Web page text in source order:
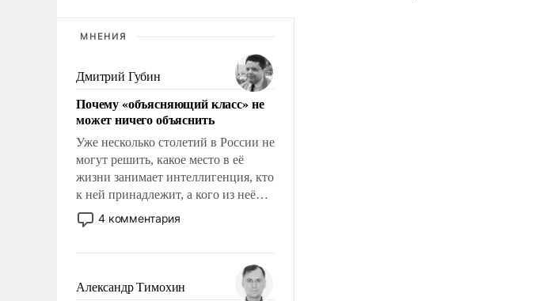
МНЕНИЯ
Дмитрий Губин
Почему «объясняющий класс» не
может ничего объяснить
Уже несколько столетий в России не
могут решить, какое место в её
жизни занимает интеллигенция, кто
к ней принадлежит, а кого из неё
исключили с правом
восстановления и без оного. И чем
казалось, что эти вопросы решены
4 комментария
Александр Тимохин